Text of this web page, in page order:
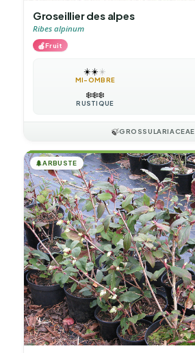
Groseillier des alpes
Ribes alpinum
🍎Fruit
☀️☀️☀️
MI-OMBRE
❄️❄️❄️
RUSTIQUE
🍃GROSSULARIACEAE
🌲ARBUSTE